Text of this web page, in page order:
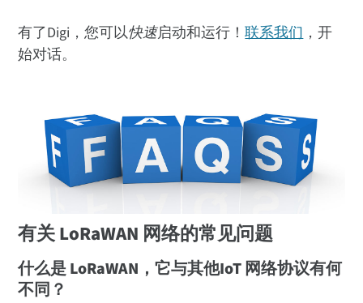
有了Digi，您可以快速启动和运行！联系我们 ，开
始对话。
有关 LoRaWAN 网络的常见问题
什么是 LoRaWAN，它与其他IoT 网络协议有何
不同？